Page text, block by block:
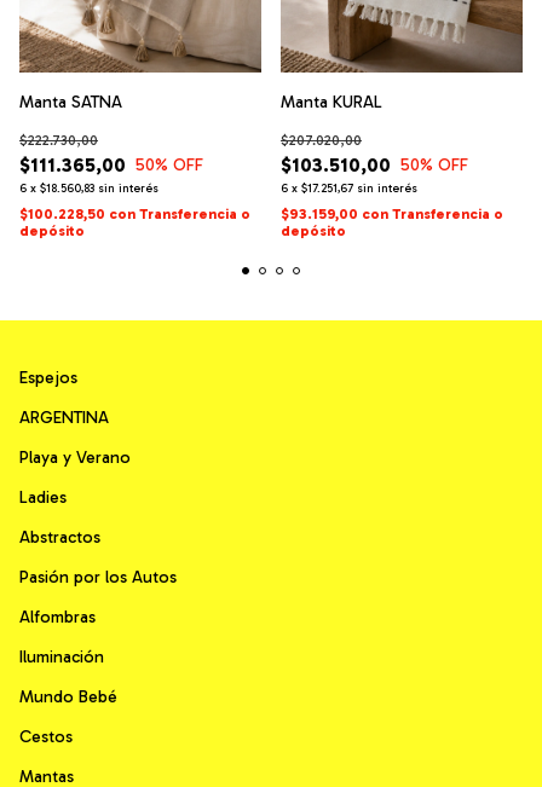
Manta SATNA
$111.365,00
$222.730,00
50% OFF
6 x $18.560,83 sin interés
$100.228,50 con Transferencia o
depósito
Manta KURAL
$103.510,00
$207.020,00
50% OFF
6 x $17.251,67 sin interés
$93.159,00 con Transferencia o
depósito
Espejos
ARGENTINA
Playa y Verano
Ladies
Abstractos
Pasión por los Autos
Alfombras
Iluminación
Mundo Bebé
Cestos
Mantas